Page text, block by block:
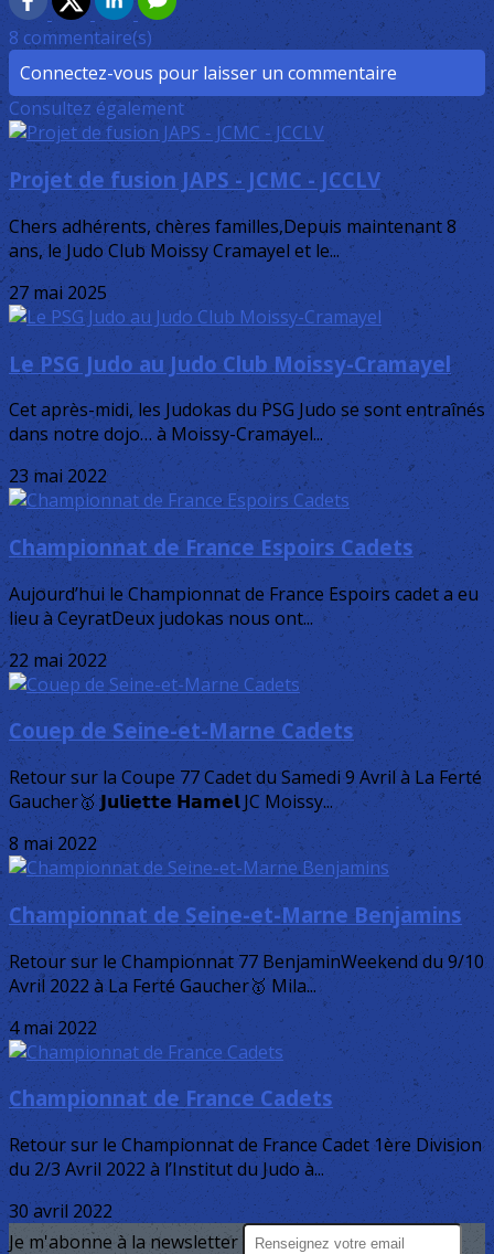
8 commentaire(s)
Connectez-vous pour laisser un commentaire
Consultez également
Projet de fusion JAPS - JCMC - JCCLV
Chers adhérents, chères familles,Depuis maintenant 8
ans, le Judo Club Moissy Cramayel et le...
27 mai 2025
Le PSG Judo au Judo Club Moissy-Cramayel
Cet après-midi, les Judokas du PSG Judo se sont entraînés
dans notre dojo… à Moissy-Cramayel...
23 mai 2022
Championnat de France Espoirs Cadets
Aujourd’hui le Championnat de France Espoirs cadet a eu
lieu à CeyratDeux judokas nous ont...
22 mai 2022
Couep de Seine-et-Marne Cadets
Retour sur la Coupe 77 Cadet du Samedi 9 Avril à La Ferté
Gaucher🥇 𝗝𝘂𝗹𝗶𝗲𝘁𝘁𝗲 𝗛𝗮𝗺𝗲𝗹 JC Moissy...
8 mai 2022
Championnat de Seine-et-Marne Benjamins
Retour sur le Championnat 77 BenjaminWeekend du 9/10
Avril 2022 à La Ferté Gaucher🥇 Mila...
4 mai 2022
Championnat de France Cadets
Retour sur le Championnat de France Cadet 1ère Division
du 2/3 Avril 2022 à l’Institut du Judo à...
30 avril 2022
Je m'abonne à la newsletter